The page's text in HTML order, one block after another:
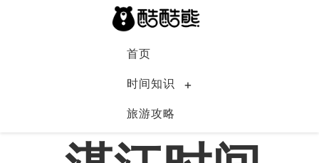
首页
时间知识
旅游攻略
中国